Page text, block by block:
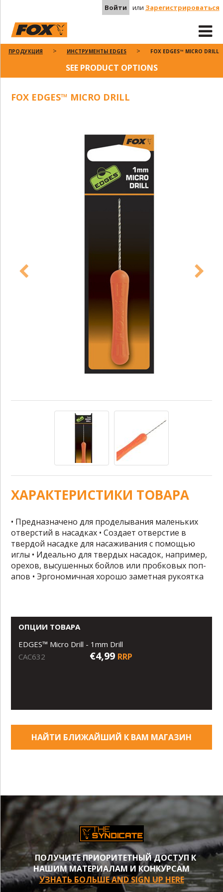
Войти или Зарегистрироваться
ПРОДУКЦИЯ ИНСТРУМЕНТЫ EDGES FOX EDGES™ MICRO DRILL
SEE PRODUCT OPTIONS
FOX EDGES™ MICRO DRILL
ХАРАКТЕРИСТИКИ ТОВАРА
• Предназначено для проделывания маленьких
отверстий в насадках • Создает отверстие в
твердой насадке для насаживания с помощью
иглы • Идеально для твердых насадок, например,
орехов, высушенных бойлов или пробковых поп-
апов • Эргономичная хорошо заметная рукоятка
ОПЦИИ ТОВАРА
EDGES™ Micro Drill - 1mm Drill
CAC632
€4,99 RRP
НАЙТИ БЛИЖАЙШИЙ К ВАМ МАГАЗИН
ПОЛУЧИТЕ ПРИОРИТЕТНЫЙ ДОСТУП К
НАШИМ МАТЕРИАЛАМ И КОНКУРСАМ
УЗНАТЬ БОЛЬШЕ AND SIGN UP HERE